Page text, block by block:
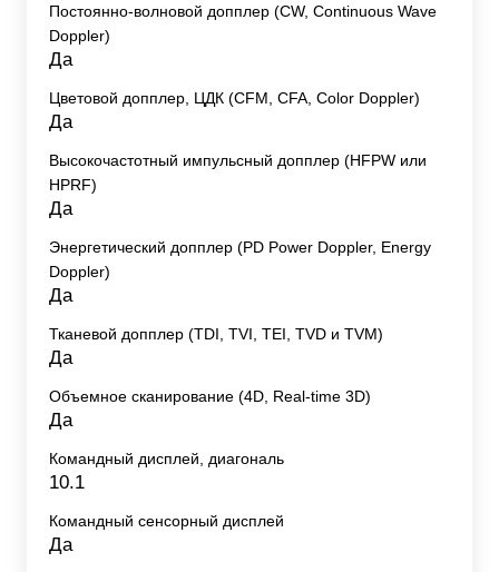
Постоянно-волновой допплер (CW, Continuous Wave
Doppler)
Да
Цветовой допплер, ЦДК (CFM, CFA, Color Doppler)
Да
Высокочастотный импульсный допплер (HFPW или
HPRF)
Да
Энергетический допплер (PD Power Doppler, Energy
Doppler)
Да
Тканевой допплер (TDI, TVI, TEI, TVD и TVM)
Да
Объемное сканирование (4D, Real-time 3D)
Да
Командный дисплей, диагональ
10.1
Командный сенсорный дисплей
Да